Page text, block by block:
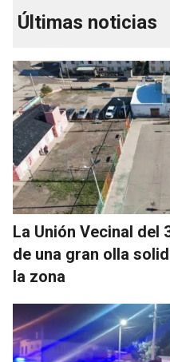
Últimas noticias
La Unión Vecinal del
de una gran olla
la zona